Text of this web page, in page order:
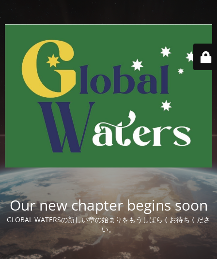
Our new chapter begins soon
GLOBAL WATERSの新しい章の始まりをもうしばらくお待ちくださ
い。